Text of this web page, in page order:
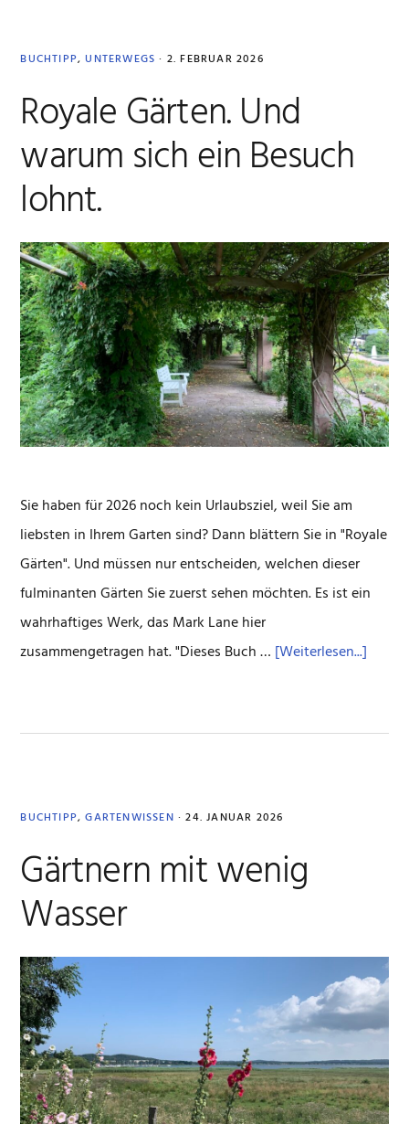
BUCHTIPP,UNTERWEGS · 2. FEBRUAR 2026
Royale Gärten. Und
warum sich ein Besuch
lohnt.
Sie haben für 2026 noch kein Urlaubsziel, weil Sie am
liebsten in Ihrem Garten sind? Dann blättern Sie in "Royale
Gärten". Und müssen nur entscheiden, welchen dieser
fulminanten Gärten Sie zuerst sehen möchten. Es ist ein
wahrhaftiges Werk, das Mark Lane hier
zusammengetragen hat. "Dieses Buch … [Weiterlesen...]
BUCHTIPP,GARTENWISSEN · 24. JANUAR 2026
Gärtnern mit wenig
Wasser